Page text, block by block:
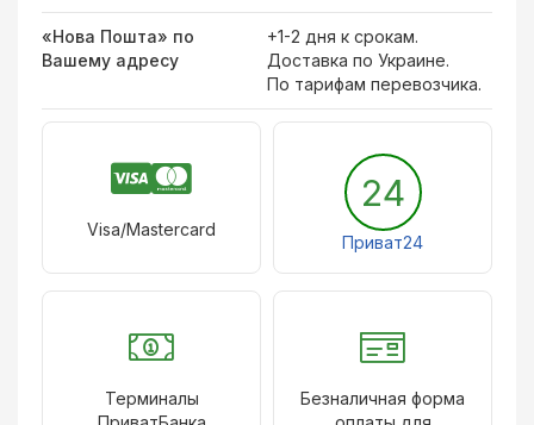
«Нова Пошта» по
Вашему адресу
+1-2 дня к срокам.
Доставка по Украине.
По тарифам перевозчика.
Visa/Mastercard
24
Приват24
Терминалы
Безналичная форма